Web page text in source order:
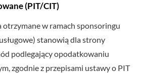
(PIT/CIT)
otrzymane w ramach sponsoringu
stanowią dla strony
podlegający opodatkowaniu
zgodnie z przepisami ustawy o PIT